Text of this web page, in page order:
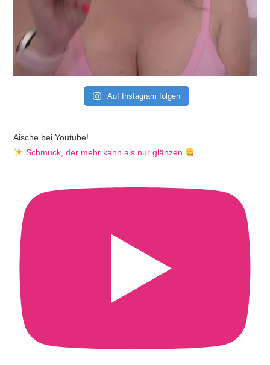
Auf Instagram folgen
Aische bei Youtube!
Schmuck, der mehr kann als nur glänzen